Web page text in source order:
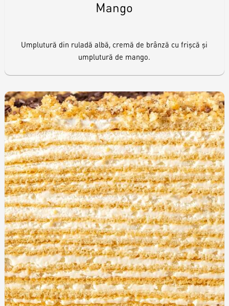
Bomboane
Accesorii/Party
Toppere
Lumânări
Mango
Umplutură din ruladă albă, cremă de brânză cu frişcă şi
umplutură de mango.